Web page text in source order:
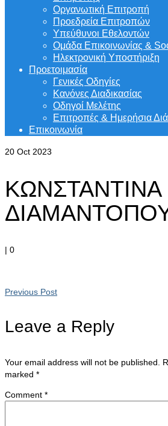
Οργανωτική Επιτροπή
Προεδρεία Επιτροπών
Υπεύθυνοι Εθελοντών
Ομάδα Επικοινωνίας &
Ηλεκτρονική Υποστήριξη
Προετοιμασία
Γενικές Οδηγίες
Κανόνες Διαδικασίας
Οδηγοί Μελέτης
Επιτροπές & Ημερήσια
Επικοινωνία
20 Oct 2023
ΚΩΝΣΤΑΝΤΙΝΑ
| 0
Previous Post
Leave a Reply
Your email address will not be published.
marked *
Comment *